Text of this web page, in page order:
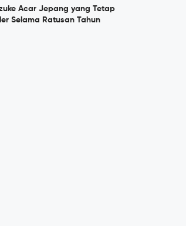
Acar Jepang yang Tetap
Selama Ratusan Tahun